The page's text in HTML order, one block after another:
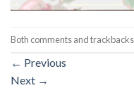
Both comments and
← Previous
Next →